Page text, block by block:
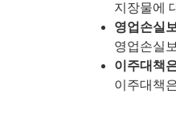
지장물에
영업손실
영업손실
이주대책
이주대책